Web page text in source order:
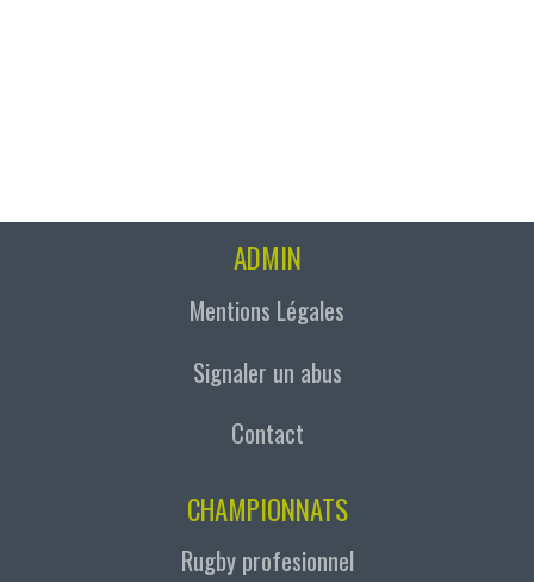
ADMIN
Mentions Légales
Signaler un abus
Contact
CHAMPIONNATS
Rugby profesionnel